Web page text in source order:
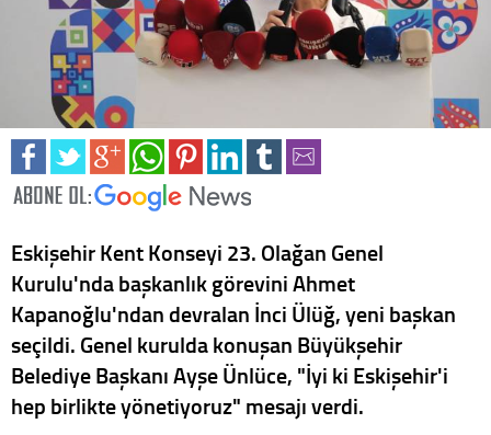
Eskişehir Kent Konseyi 23. Olağan Genel
Kurulu'nda başkanlık görevini Ahmet
Kapanoğlu'ndan devralan İnci Ülüğ, yeni başkan
seçildi. Genel kurulda konuşan Büyükşehir
Belediye Başkanı Ayşe Ünlüce, "İyi ki Eskişehir'i
hep birlikte yönetiyoruz" mesajı verdi.